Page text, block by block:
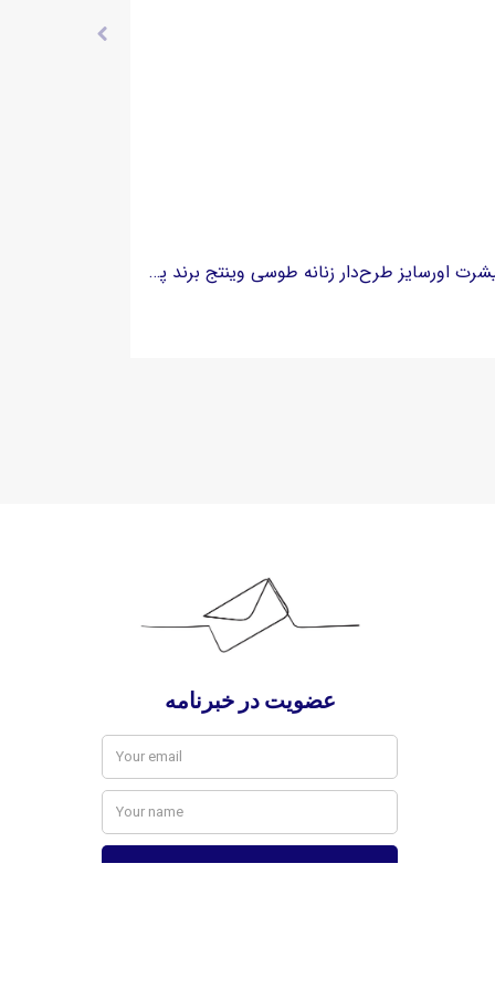
تیشرت اورسایز طرح‌دار زنانه طوسی وینتج برند پگادور PEGADOR - مدل Blair